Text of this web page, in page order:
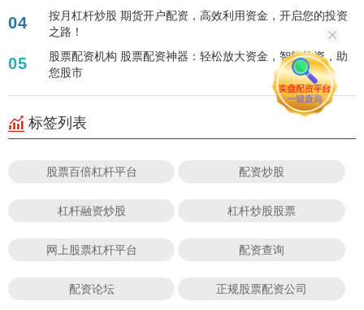
04
按月杠杆炒股 期货开户配资，高效利用资金，开启您的投资
之路！
05
股票配资机构 股票配资神器：轻松放大资金，智能投资，助
您股市
标签列表
股票百倍杠杆平台 配资炒股
杠杆融资炒股 杠杆炒股股票
网上股票杠杆平台 配资查询
配资论坛 正规股票配资公司